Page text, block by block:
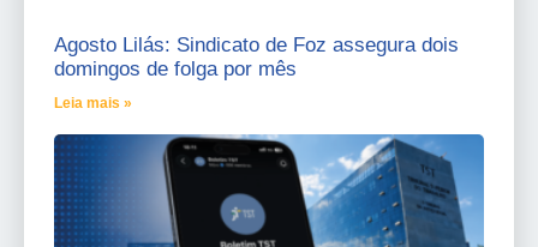
Agosto Lilás: Sindicato de Foz assegura dois
domingos de folga por mês
Leia mais »